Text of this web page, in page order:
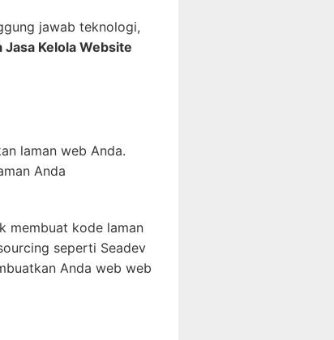
jawab teknologi,
Jasa Kelola Website
laman web Anda.
Anda
membuat kode laman
seperti Seadev
Anda web web